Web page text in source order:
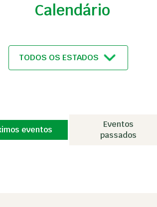
Calendário
eventos
Eventos
passados